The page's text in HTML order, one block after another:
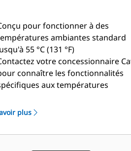
pour fonctionner à des
ambiantes standard
55 °C (131 °F)
votre concessionnaire
connaître les fonctionnalités
aux températures
plus